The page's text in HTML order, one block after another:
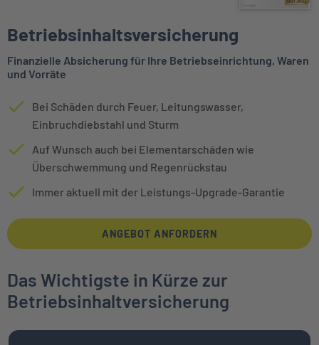
Betriebsinhaltsversicherung
Finanzielle Absicherung für Ihre Betriebseinrichtung, Waren
und Vorräte
Bei Schäden durch Feuer, Leitungswasser,
Einbruchdiebstahl und Sturm
Auf Wunsch auch bei Elementarschäden wie
Überschwemmung und Regenrückstau
Immer aktuell mit der Leistungs-Upgrade-Garantie
ANGEBOT ANFORDERN
Das Wichtigste in Kürze zur
Betriebsinhaltversicherung